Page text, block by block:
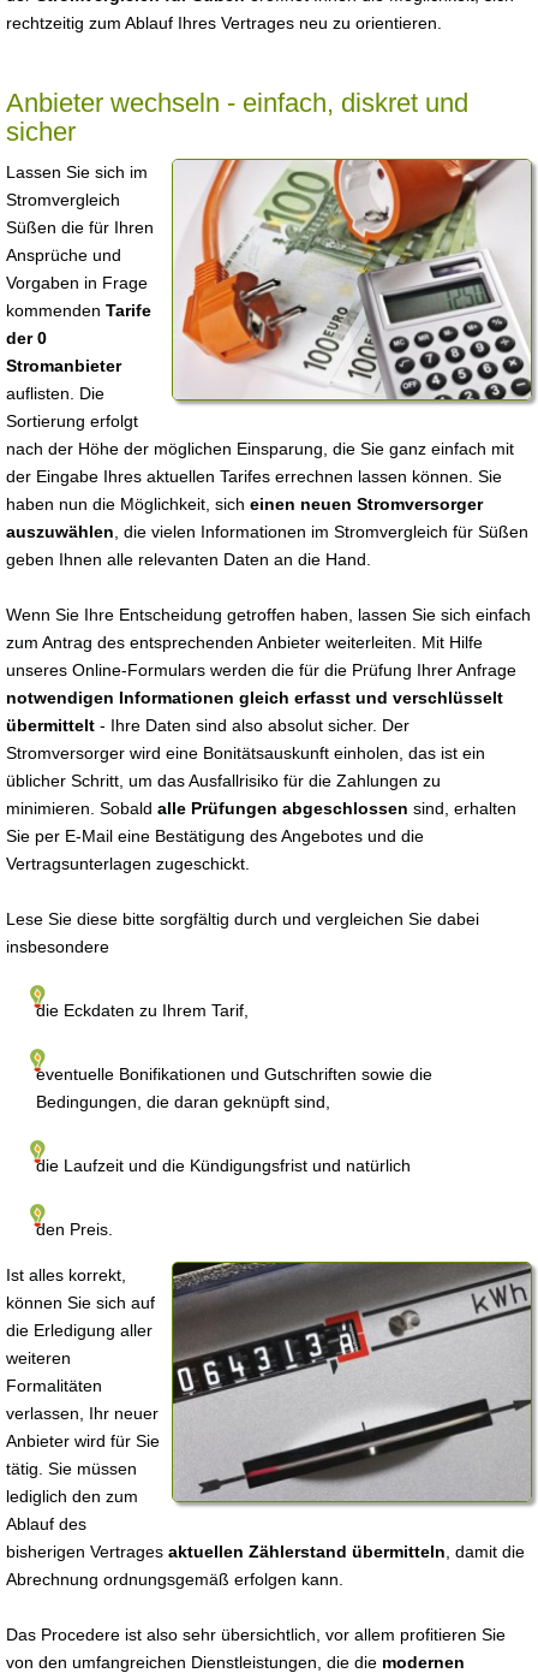
rechtzeitig zum Ablauf Ihres Vertrages neu zu orientieren.
Anbieter wechseln - einfach, diskret und
sicher
Lassen Sie sich im
Stromvergleich
Süßen die für Ihren
Ansprüche und
Vorgaben in Frage
kommenden Tarife
der 0
Stromanbieter
auflisten. Die
Sortierung erfolgt
nach der Höhe der möglichen Einsparung, die Sie ganz einfach mit
der Eingabe Ihres aktuellen Tarifes errechnen lassen können. Sie
haben nun die Möglichkeit, sich einen neuen Stromversorger
auszuwählen , die vielen Informationen im Stromvergleich für Süßen
geben Ihnen alle relevanten Daten an die Hand.
Wenn Sie Ihre Entscheidung getroffen haben, lassen Sie sich einfach
zum Antrag des entsprechenden Anbieter weiterleiten. Mit Hilfe
unseres Online-Formulars werden die für die Prüfung Ihrer Anfrage
notwendigen Informationen gleich erfasst und verschlüsselt
übermittelt - Ihre Daten sind also absolut sicher. Der
Stromversorger wird eine Bonitätsauskunft einholen, das ist ein
üblicher Schritt, um das Ausfallrisiko für die Zahlungen zu
minimieren. Sobald alle Prüfungen abgeschlossen sind, erhalten
Sie per E-Mail eine Bestätigung des Angebotes und die
Vertragsunterlagen zugeschickt.
Lese Sie diese bitte sorgfältig durch und vergleichen Sie dabei
insbesondere
die Eckdaten zu Ihrem Tarif,
eventuelle Bonifikationen und Gutschriften sowie die
Bedingungen, die daran geknüpft sind,
die Laufzeit und die Kündigungsfrist und natürlich
den Preis.
Ist alles korrekt,
können Sie sich auf
die Erledigung aller
weiteren
Formalitäten
verlassen, Ihr neuer
Anbieter wird für Sie
tätig. Sie müssen
lediglich den zum
Ablauf des
bisherigen Vertrages aktuellen Zählerstand übermitteln , damit die
Abrechnung ordnungsgemäß erfolgen kann.
Das Procedere ist also sehr übersichtlich, vor allem profitieren Sie
von den umfangreichen Dienstleistungen, die die modernen